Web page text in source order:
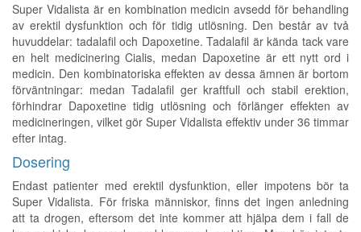
Super Vidalista är en kombination medicin avsedd för behandling
av erektil dysfunktion och för tidig utlösning. Den består av två
huvuddelar: tadalafil och Dapoxetine. Tadalafil är kända tack vare
en helt medicinering Cialis, medan Dapoxetine är ett nytt ord i
medicin. Den kombinatoriska effekten av dessa ämnen är bortom
förväntningar: medan Tadalafil ger kraftfull och stabil erektion,
förhindrar Dapoxetine tidig utlösning och förlänger effekten av
medicineringen, vilket gör Super Vidalista effektiv under 36 timmar
efter intag.
Dosering
Endast patienter med erektil dysfunktion, eller impotens bör ta
Super Vidalista. För friska människor, finns det ingen anledning
att ta drogen, eftersom det inte kommer att hjälpa dem i fall de